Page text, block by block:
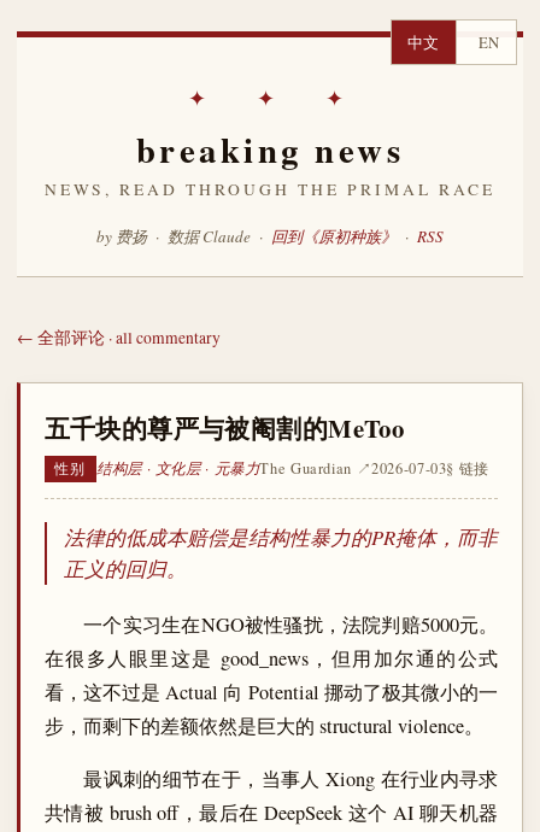
中文 EN
✦ ✦ ✦
breaking news
NEWS, READ THROUGH THE PRIMAL RACE
by 费扬 · 数据 Claude · 回到《原初种族》 · RSS
← 全部评论 · all commentary
五千块的尊严与被阉割的MeToo
性别 结构层 · 文化层 · 元暴力The Guardian ↗2026-07-03§ 链接
法律的低成本赔偿是结构性暴力的PR掩体，而非
正义的回归。
一个实习生在NGO被性骚扰，法院判赔5000元。
在很多人眼里这是 good_news，但用加尔通的公式
看，这不过是 Actual 向 Potential 挪动了极其微小的一
步，而剩下的差额依然是巨大的 structural violence。
最讽刺的细节在于，当事人 Xiong 在行业内寻求
共情被 brush off，最后在 DeepSeek 这个 AI 聊天机器